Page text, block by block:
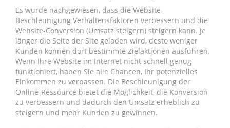
Es wurde nachgewiesen, dass die Website-
Beschleunigung Verhaltensfaktoren verbessern und die
Website-Conversion (Umsatz steigern) steigern kann. Je
länger die Seite der Site geladen wird, desto weniger
Kunden können dort bestimmte Zielaktionen ausführen.
Wenn Ihre Website im Internet nicht schnell genug
funktioniert, haben Sie alle Chancen, Ihr potenzielles
Einkommen zu verpassen. Die Beschleunigung der
Online-Ressource bietet die Möglichkeit, die Konversion
zu verbessern und dadurch den Umsatz erheblich zu
steigern und mehr Kunden zu gewinnen.